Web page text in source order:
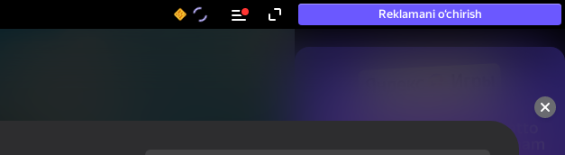
Reklamani o‘chirish
50+ eng yaxshi o‘yinlar, hatto
«o‘ynamaydigan» odamlar ham